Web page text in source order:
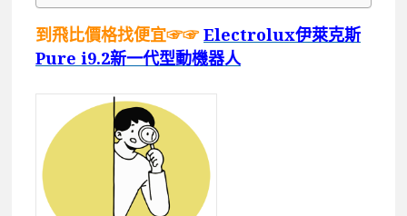
到飛比價格找便宜☞☞ Electrolux伊萊克斯
Pure i9.2新一代型動機器人